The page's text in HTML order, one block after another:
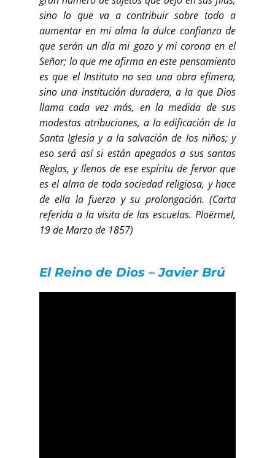
sino lo que va a contribuir sobre todo a
aumentar en mi alma la dulce confianza de
que serán un día mi gozo y mi corona en el
Señor; lo que me afirma en este pensamiento
es que el Instituto no sea una obra efímera,
sino una institución duradera, a la que Dios
llama cada vez más, en la medida de sus
modestas atribuciones, a la edificación de la
Santa Iglesia y a la salvación de los niños; y
eso será así si están apegados a sus santas
Reglas, y llenos de ese espíritu de fervor que
es el alma de toda sociedad religiosa, y hace
de ella la fuerza y su prolongación. (Carta
referida a la visita de las escuelas. Ploërmel,
19 de Marzo de 1857)
El Reino de Dios – Javier Brú